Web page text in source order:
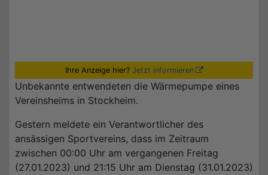
Ihre Anzeige hier? Jetzt informieren
Unbekannte entwendeten die Wärmepumpe eines
Vereinsheims in Stockheim.
Gestern meldete ein Verantwortlicher des
ansässigen Sportvereins, dass im Zeitraum
zwischen 00:00 Uhr am vergangenen Freitag
(27.01.2023) und 21:15 Uhr am Dienstag (31.01.2023)